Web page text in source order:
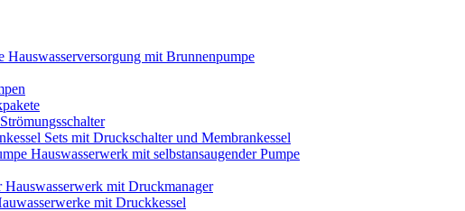
Hauswasserversorgung mit Brunnenpumpe
Sets mit Druckschalter und Membrankessel
Hauswasserwerk mit selbstansaugender Pumpe
Hauswasserwerk mit Druckmanager
mit Druckkessel